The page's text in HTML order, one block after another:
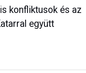
konfliktusok és az
együtt